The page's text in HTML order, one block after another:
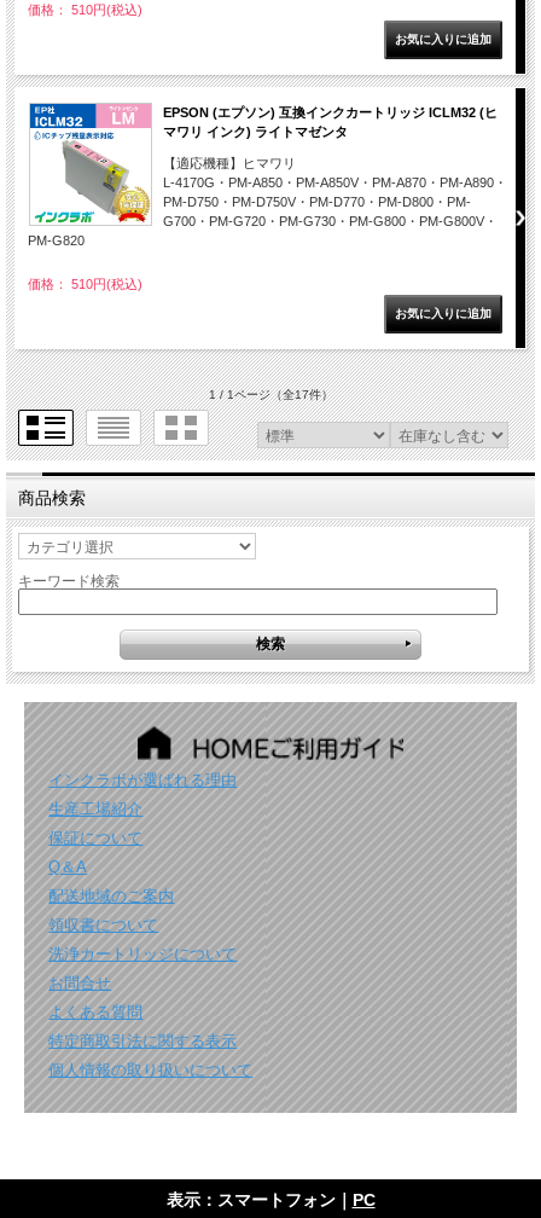
価格： 510円(税込)
EPSON (エプソン) 互換インクカートリッジ ICLM32 (ヒ
マワリ インク) ライトマゼンタ
【適応機種】ヒマワリ
L-4170G・PM-A850・PM-A850V・PM-A870・PM-A890・
PM-D750・PM-D750V・PM-D770・PM-D800・PM-
G700・PM-G720・PM-G730・PM-G800・PM-G800V・
PM-G820
価格： 510円(税込)
1 / 1ページ（全17件）
商品検索
キーワード検索
インクラボが選ばれる理由
生産工場紹介
保証について
Q＆A
配送地域のご案内
領収書について
洗浄カートリッジについて
お問合せ
よくある質問
特定商取引法に関する表示
個人情報の取り扱いについて
表示：スマートフォン｜ PC